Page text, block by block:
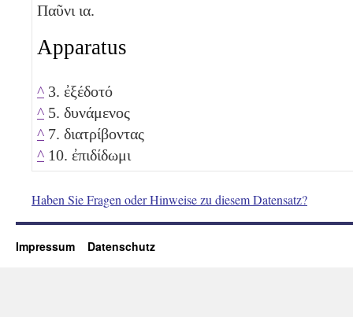
Παῦνι ια.
Apparatus
^ 3. ἐξέδοτό
^ 5. δυνάμενος
^ 7. διατρίβοντας
^ 10. ἐπιδίδωμι
Haben Sie Fragen oder Hinweise zu diesem Datensatz?
Impressum Datenschutz